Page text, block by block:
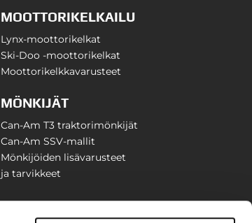
MOOTTORIKELKAILU
Lynx-moottorikelkat
Ski-Doo -moottorikelkat
Moottorikelkkavarusteet
MÖNKIJÄT
Can-Am T3 traktorimönkijät
Can-Am SSV-mallit
Mönkijöiden lisävarusteet
ja tarvikkeet